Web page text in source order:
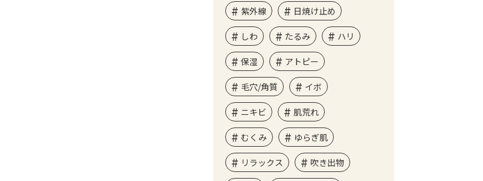
紫外線 日焼け止め
しわ たるみ ハリ
保湿 アトピー
毛穴/角質 イボ
ニキビ 肌荒れ
むくみ ゆらぎ肌
リラックス 吹き出物